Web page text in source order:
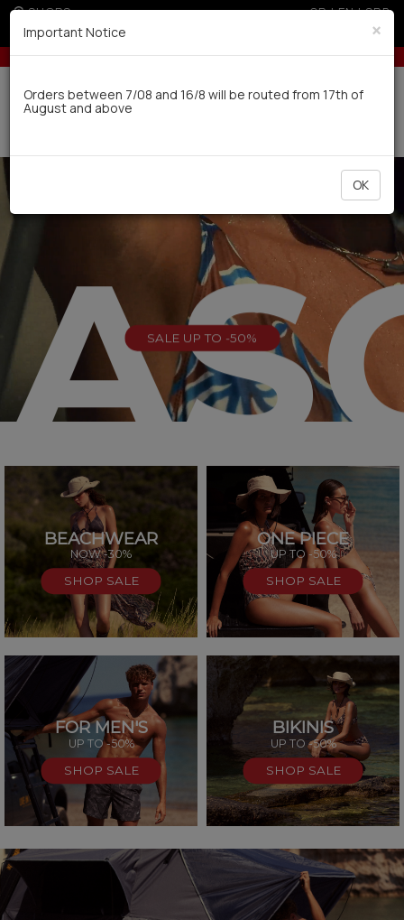
SHOPS GR|EN|SRB
5% off for orders over 250€ for EU & 300€ for non
for non EU
Delivery in 7-9 working days via UPS
SALE UP TO -50%
BEACHWEAR
NOW -30%
SHOP SALE
ONE PIECE
UP TO -50%
SHOP SALE
FOR MEN'S
UP TO -50%
SHOP SALE
BIKINIS
UP TO -50%
SHOP SALE
×
Important Notice
Orders between 7/08 and 16/8 will be routed from 17th of
August and above
OK